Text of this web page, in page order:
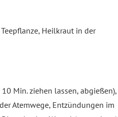
Heilkraut in der
Min. ziehen lassen, abgießen),
Atemwege, Entzündungen im